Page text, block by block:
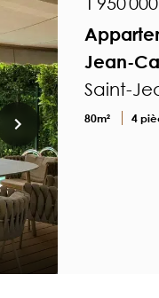
Jean-
Saint-
80m² 4